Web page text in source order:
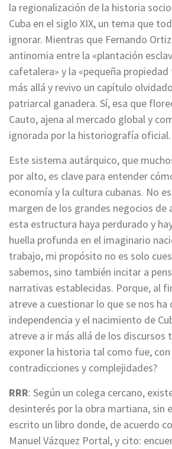
la regionalización de la historia
Cuba en el siglo XIX, un tema que
ignorar. Mientras que Fernando
antinomia entre la «plantación
cafetalera» y la «pequeña
más allá y revivo un capítulo
patriarcal ganadera. Sí, esa que
Cauto, ajena al mercado global y
ignorada por la historiografía oficial.
Este sistema autárquico, que
por alto, es clave para entender
economía y la cultura cubanas. No
margen de los grandes negocios de
esta estructura haya perdurado y
huella profunda en el imaginario
trabajo, mi propósito no es solo
sabemos, sino también incitar a
narrativas establecidas. Porque, al
atreve a cuestionar lo que se nos ha
independencia y el nacimiento de
atreve a ir más allá de los discursos
exponer la historia tal como fue,
contradicciones y complejidades?
RRR: Según un colega cercano,
desinterés por la obra martiana, sin
escrito un libro donde, de acuerdo
Manuel Vázquez Portal, y cito: